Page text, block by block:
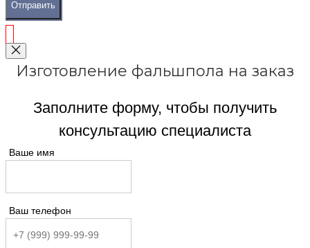
Отправить
Изготовление фальшпола на заказ
Заполните форму, чтобы получить
консультацию специалиста
Ваше имя
Ваш телефон